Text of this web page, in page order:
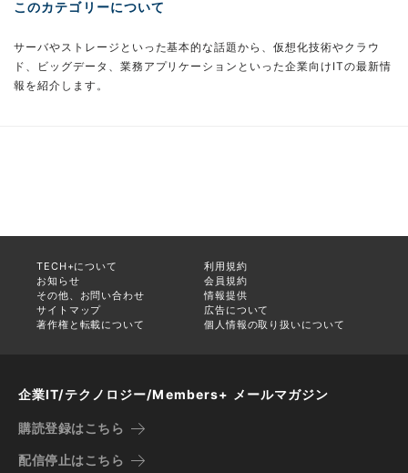
このカテゴリーについて
サーバやストレージといった基本的な話題から、仮想化技術やクラウ
ド、ビッグデータ、業務アプリケーションといった企業向けITの最新情
報を紹介します。
TECH+について
利用規約
お知らせ
会員規約
その他、お問い合わせ
情報提供
サイトマップ
広告について
著作権と転載について
個人情報の取り扱いについて
企業IT/テクノロジー/Members+ メールマガジン
購読登録はこちら
配信停止はこちら